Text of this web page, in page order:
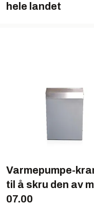
hele landet
Varmepumpe-
til å skru den av
07.00